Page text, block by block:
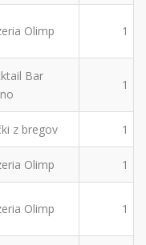
Olimp 1
Bar
1
z bregov 1
Olimp 1
Olimp 1